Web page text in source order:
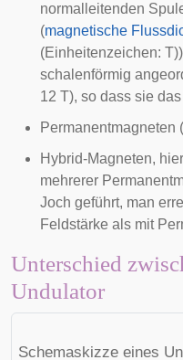
normalleitenden
(magnetische
(Einheitenzeichen:
schalenförmig
12 T), so dass sie
Permanentmagneten (
Hybrid-Magneten,
mehrerer
Joch geführt, man
Feldstärke als mit
Unterschied
Undulator
Schemaskizze eines